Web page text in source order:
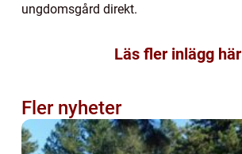
ungdomsgård direkt.
Läs fler inlägg här
Fler nyheter